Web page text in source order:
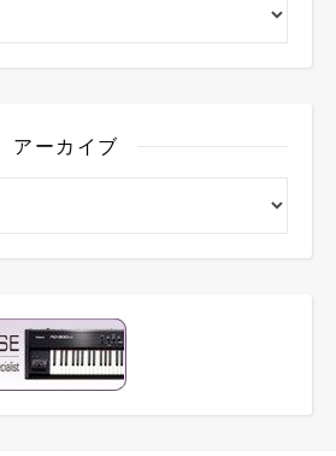
アーカイブ